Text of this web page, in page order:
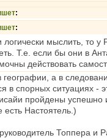
:
:
логически мыслить, то у
Т.е. если бы они в
действовать
географии, а в
в спорных ситуациях -
пройдены
есть Настоятель.)
Топпера и